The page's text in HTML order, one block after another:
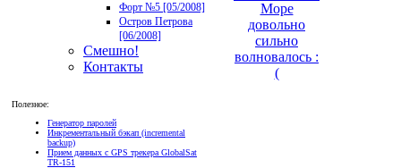
Форт №5 [05/2008]
Остров Петрова
[06/2008]
Смешно!
Контакты
Полезное:
Генератор паролей
Инкрементальный бэкап (incremental
backup)
Прием данных с GPS трекера GlobalSat
TR-151
Море
довольно
сильно
волновалось :
(